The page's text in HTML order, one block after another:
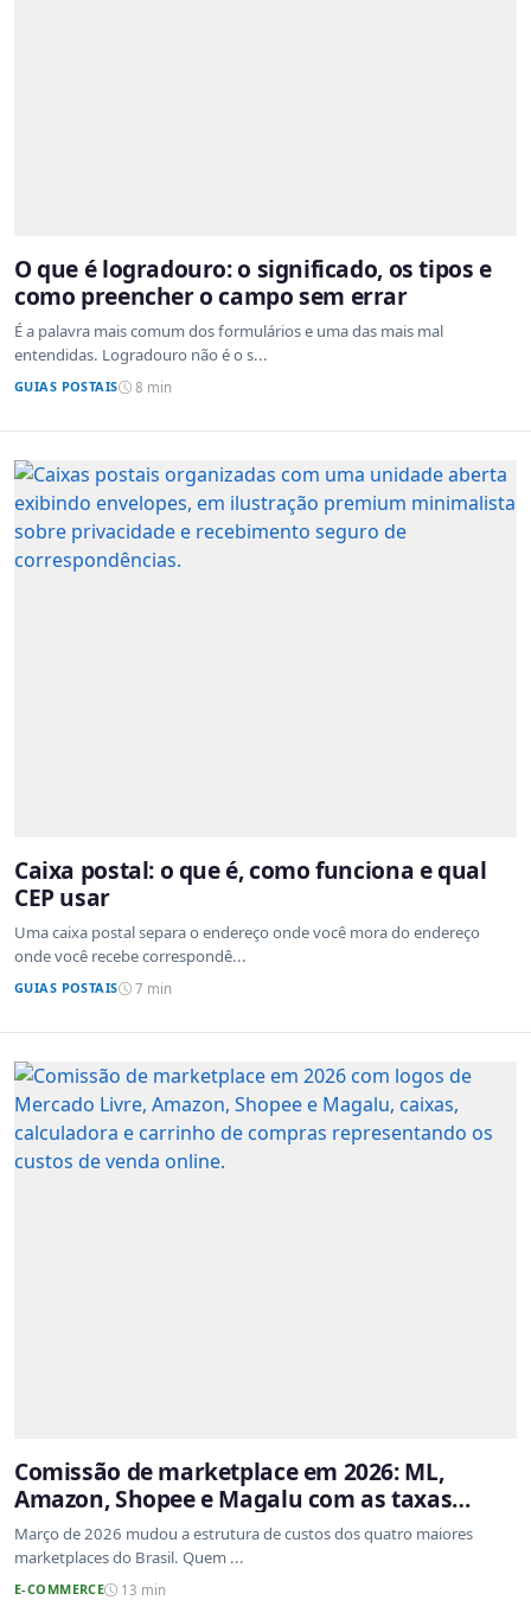
O que é logradouro: o significado, os tipos e
como preencher o campo sem errar
É a palavra mais comum dos formulários e uma das mais mal
entendidas. Logradouro não é o s...
GUIAS POSTAIS 8 min
Caixa postal: o que é, como funciona e qual
CEP usar
Uma caixa postal separa o endereço onde você mora do endereço
onde você recebe correspondê...
GUIAS POSTAIS 7 min
Comissão de marketplace em 2026: ML,
Amazon, Shopee e Magalu com as taxas
atualizadas
Março de 2026 mudou a estrutura de custos dos quatro maiores
marketplaces do Brasil. Quem ...
E-COMMERCE 13 min